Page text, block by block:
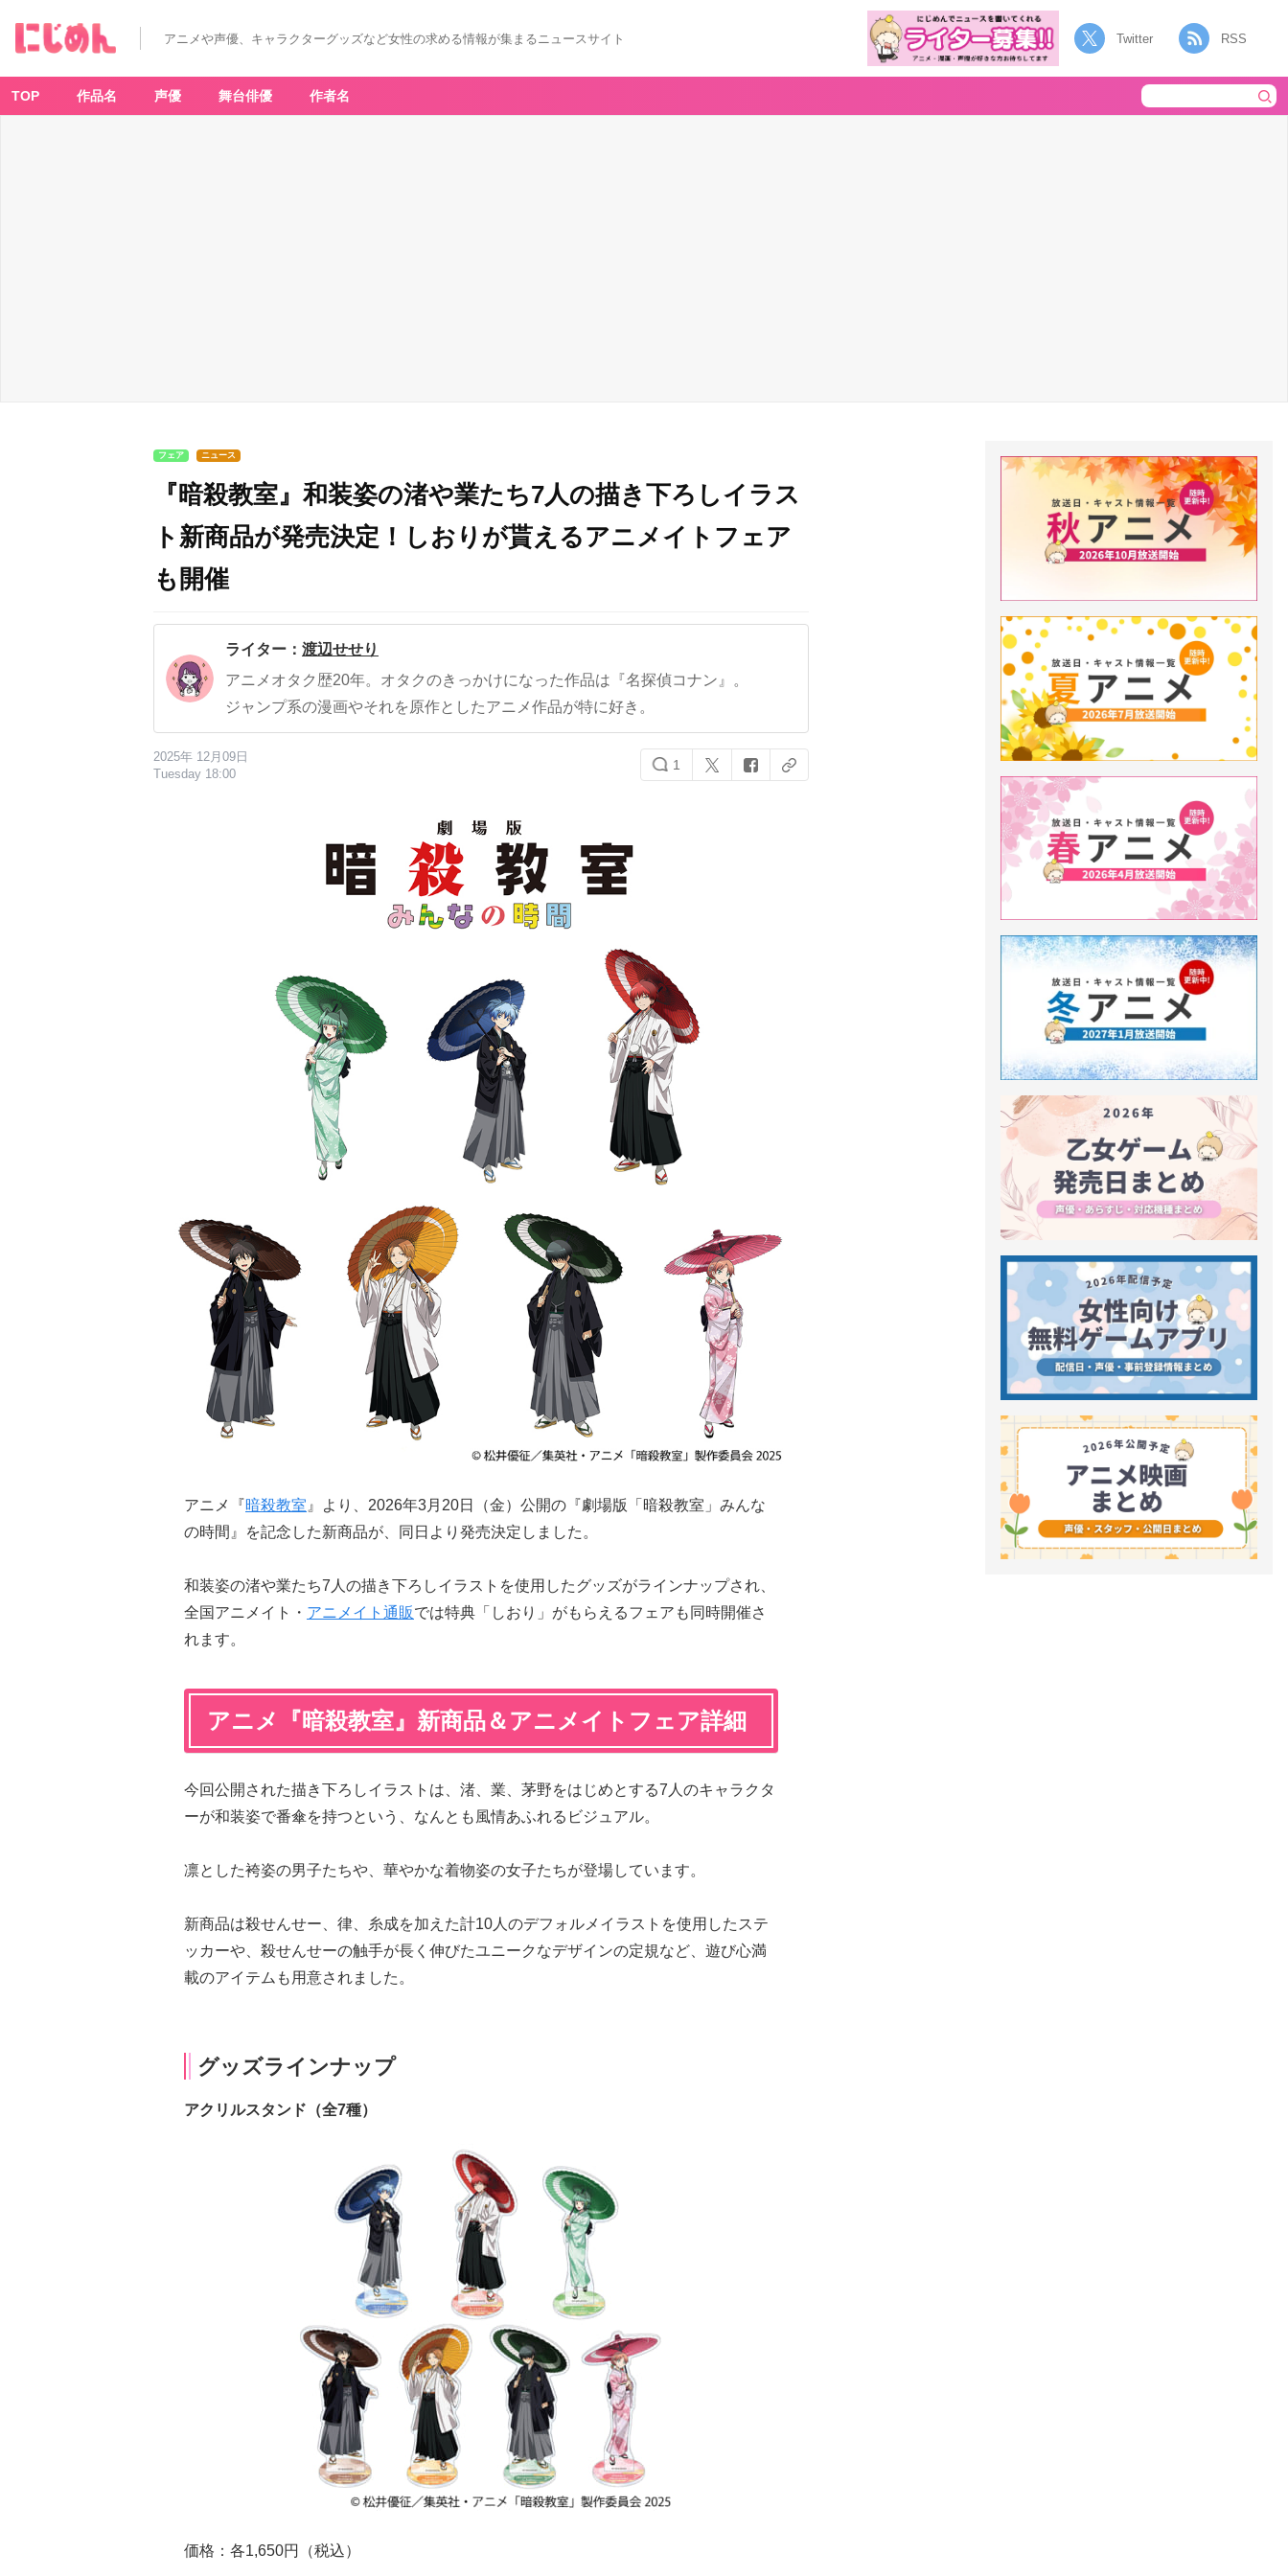
アニメや声優、キャラクターグッズなど女性の求める情報が集まるニュースサイト Twitter RSS
TOP 作品名 声優 舞台俳優 作者名
フェア ニュース
『暗殺教室』和装姿の渚や業たち7人の描き下ろしイラス
ト新商品が発売決定！しおりが貰えるアニメイトフェア
も開催
ライター： 渡辺せせり
アニメオタク歴20年。オタクのきっかけになった作品は『名探偵コナン』。
ジャンプ系の漫画やそれを原作としたアニメ作品が特に好き。
2025年 12月09日
Tuesday 18:00
1
アニメ『暗殺教室 』より、2026年3月20日（金）公開の『劇場版「暗殺教室」みんな
の時間』を記念した新商品が、同日より発売決定しました。
和装姿の渚や業たち7人の描き下ろしイラストを使用したグッズがラインナップされ、
全国アニメイト・ アニメイト通販では特典「しおり」がもらえるフェアも同時開催さ
れます。
アニメ『暗殺教室』新商品＆アニメイトフェア詳細
今回公開された描き下ろしイラストは、渚、業、茅野をはじめとする7人のキャラクタ
ーが和装姿で番傘を持つという、なんとも風情あふれるビジュアル。
凛とした袴姿の男子たちや、華やかな着物姿の女子たちが登場しています。
新商品は殺せんせー、律、糸成を加えた計10人のデフォルメイラストを使用したステ
ッカーや、殺せんせーの触手が長く伸びたユニークなデザインの定規など、遊び心満
載のアイテムも用意されました。
グッズラインナップ
アクリルスタンド（全7種）
価格：各1,650円（税込）